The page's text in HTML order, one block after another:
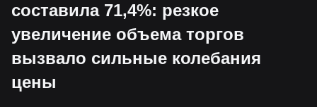
составила 71,4%: резкое
увеличение объема торгов
вызвало сильные колебания
цены